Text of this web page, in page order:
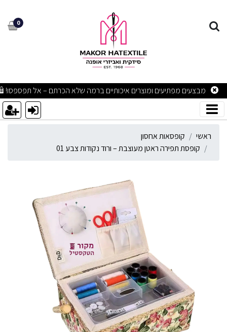
קופסת תפירה ראטן מעוצבת –0
מבצעים מפתיעים ומוצרים איכותיים ברמה שלא הכרתם – אל
ראשי
קופסאות אחסון
קופסת תפירה ראטן מעוצבת – ורוד נקודות צבע 01